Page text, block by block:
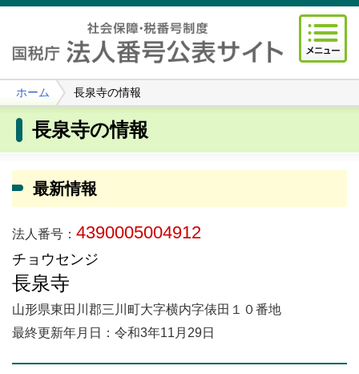
ホーム 長泉寺の情報
長泉寺の情報
最新情報
法人番号： 4390005004912
チョウセンジ
長泉寺
山形県東田川郡三川町大字横内字俵田１０番地
最終更新年月日：令和3年11月29日